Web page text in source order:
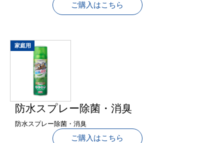
ご購入はこちら
家庭用
防水スプレー除菌・消臭
防水スプレー除菌・消臭
ご購入はこちら